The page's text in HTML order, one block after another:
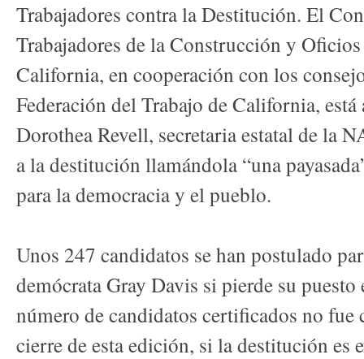
Trabajadores contra la Destitución. El
Trabajadores de la Construcción y
California, en cooperación con los
Federación del Trabajo de California,
Dorothea Revell, secretaria estatal de la
a la destitución llamándola “una
para la democracia y el pueblo.
Unos 247 candidatos se han postulado
demócrata Gray Davis si pierde su
número de candidatos certificados no fue
cierre de esta edición, si la destitución es